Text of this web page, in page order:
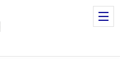
et de production